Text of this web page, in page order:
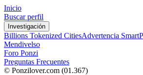
Inicio
Buscar perfil
Investigación
Billions Tokenized CitiesAdvertencia
Mendivelso
Foro Ponzi
Preguntas Frecuentes
© Ponzilover.com (01.367)